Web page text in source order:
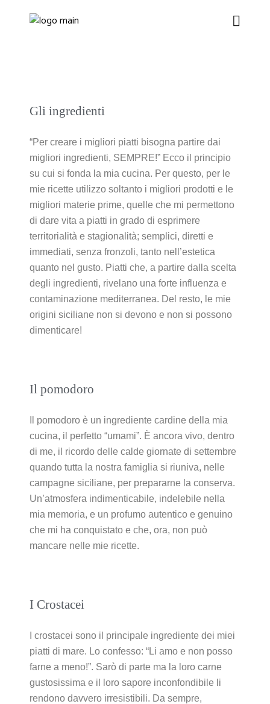
Gli ingredienti
“Per creare i migliori piatti bisogna partire dai
migliori ingredienti, SEMPRE!” Ecco il principio
su cui si fonda la mia cucina. Per questo, per le
mie ricette utilizzo soltanto i migliori prodotti e le
migliori materie prime, quelle che mi permettono
di dare vita a piatti in grado di esprimere
territorialità e stagionalità; semplici, diretti e
immediati, senza fronzoli, tanto nell’estetica
quanto nel gusto. Piatti che, a partire dalla scelta
degli ingredienti, rivelano una forte influenza e
contaminazione mediterranea. Del resto, le mie
origini siciliane non si devono e non si possono
dimenticare!
Il pomodoro
Il pomodoro è un ingrediente cardine della mia
cucina, il perfetto “umami”. È ancora vivo, dentro
di me, il ricordo delle calde giornate di settembre
quando tutta la nostra famiglia si riuniva, nelle
campagne siciliane, per prepararne la conserva.
Un’atmosfera indimenticabile, indelebile nella
mia memoria, e un profumo autentico e genuino
che mi ha conquistato e che, ora, non può
mancare nelle mie ricette.
I Crostacei
I crostacei sono il principale ingrediente dei miei
piatti di mare. Lo confesso: “Li amo e non posso
farne a meno!”. Sarò di parte ma la loro carne
gustosissima e il loro sapore inconfondibile li
rendono davvero irresistibili. Da sempre,